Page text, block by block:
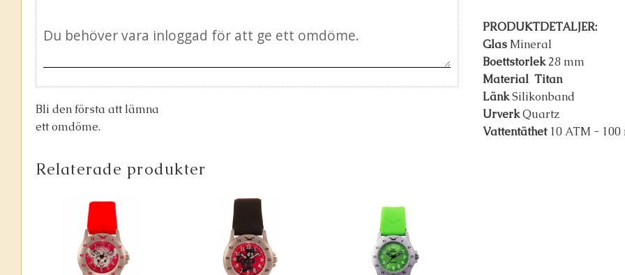
PRODUKTDETALJER:
Glas Mineral
Boettstorlek28 mm
Material Titan
LänkSilikonband
UrverkQuartz
Vattentäthet10 ATM - 100
Bli den första att lämna
ett omdöme.
Relaterade produkter